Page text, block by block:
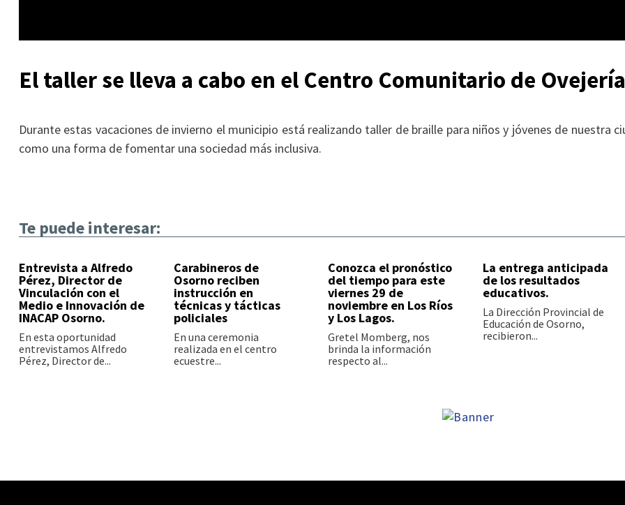
El taller se lleva a cabo en el Centro Comunitario de
Durante estas vacaciones de invierno el municipio está realizando taller de braille para niños y jóvenes de nuestra
como una forma de fomentar una sociedad más inclusiva.
Te puede interesar:
Entrevista a Alfredo
Pérez, Director de
Vinculación con el
Medio e Innovación de
INACAP Osorno.
En esta oportunidad
entrevistamos Alfredo
Pérez, Director de...
Carabineros de
Osorno reciben
instrucción en
técnicas y tácticas
policiales
En una ceremonia
realizada en el centro
ecuestre...
Conozca el pronóstico
del tiempo para este
viernes 29 de
noviembre en Los Ríos
y Los Lagos.
Gretel Momberg, nos
brinda la información
respecto al...
La entrega anticipada
de los resultados
educativos.
La Dirección Provincial de
Educación de Osorno,
recibieron...